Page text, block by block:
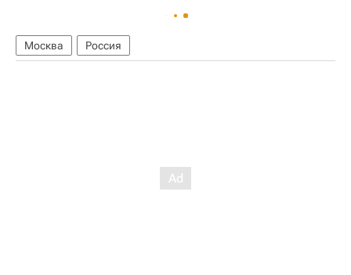
Москва Россия